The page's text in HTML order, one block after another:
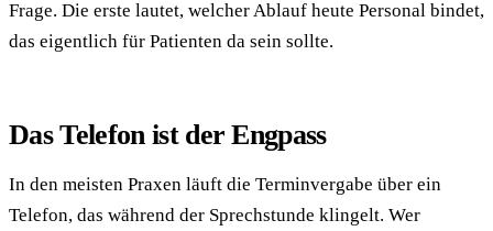
Frage. Die erste lautet, welcher Ablauf heute Personal bindet,
das eigentlich für Patienten da sein sollte.
Das Telefon ist der Engpass
In den meisten Praxen läuft die Terminvergabe über ein
Telefon, das während der Sprechstunde klingelt. Wer